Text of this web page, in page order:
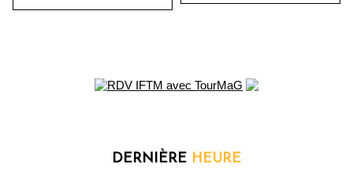
DERNIÈRE HEURE